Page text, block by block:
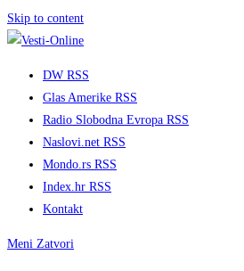
Skip to content
DW RSS
Glas Amerike RSS
Radio Slobodna Evropa RSS
Naslovi.net RSS
Mondo.rs RSS
Index.hr RSS
Kontakt
Meni Zatvori